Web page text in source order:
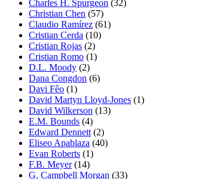
Charles H. Spurgeon (32)
Christian Chen (57)
Claudio Ramírez (61)
Cristian Cerda (10)
Cristian Rojas (2)
Cristian Romo (1)
D.L. Moody (2)
Dana Congdon (6)
Davi Fêo (1)
David Martyn Lloyd-Jones (1)
David Wilkerson (13)
E.M. Bounds (4)
Edward Dennett (2)
Eliseo Apablaza (40)
Evan Roberts (1)
F.B. Meyer(14)
G. Campbell Morgan (33)